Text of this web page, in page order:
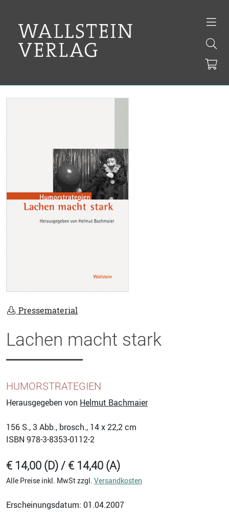
Pressematerial
Lachen macht stark
HUMORSTRATEGIEN
Herausgegeben von Helmut Bachmaier
156 S., 3 Abb., brosch., 14 x 22,2 cm
ISBN 978-3-8353-0112-2
€ 14,00 (D) / € 14,40 (A)
Alle Preise inkl. MwSt zzgl. Versandkosten
Erscheinungsdatum: 01.04.2007